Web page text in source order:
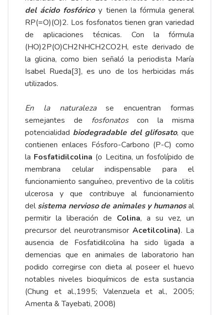
del ácido fosfóricoy tienen la fórmula general
RP(=O)(O)2. Los fosfonatos tienen gran variedad
de aplicaciones técnicas. Con la fórmula
(HO)2P(O)CH2NHCH2CO2H, este derivado de
la glicina, como bien señaló la periodista María
Isabel Rueda[3], es uno de los herbicidas más
utilizados.
En la naturalezase encuentran formas
semejantes de fosfonatoscon la misma
potencialidad biodegradable del glifosato, que
contienen enlaces Fósforo-Carbono (P-C) como
la Fosfatidilcolina (o Lecitina, un fosfolípido de
membrana celular indispensable para el
funcionamiento sanguíneo, preventivo de la colitis
ulcerosa y que contribuye al funcionamiento
delsistema nervioso de animales y humanosal
permitir la liberación de Colina, a su vez, un
precursor del neurotransmisor Acetilcolina). La
ausencia de Fosfatidilcolina ha sido ligada a
demencias que en animales de laboratorio han
podido corregirse con dieta al poseer el huevo
notables niveles bioquímicos de esta sustancia
(Chung et al.,1995; Valenzuela et al., 2005;
Amenta & Tayebati, 2008)